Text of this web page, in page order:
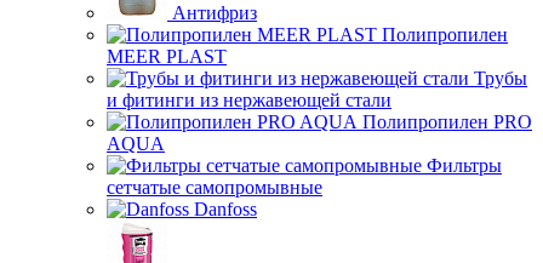
Антифриз
Полипропилен
MEER PLAST
Трубы
и фитинги из нержавеющей стали
Полипропилен PRO
AQUA
Фильтры
сетчатые самопромывные
Danfoss